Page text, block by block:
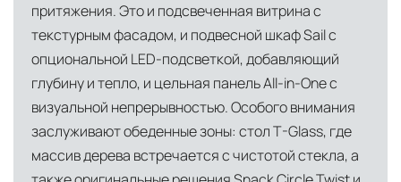
Глобальная сеть распределительных
центров
Помимо Москвы, мы располагаем
логистическими узлами в ключевых
международных хабах:
Дубай, ОАЭ— региональный центр для
притяжения. Это и подсвеченная витрина с
текстурным фасадом, и подвесной шкаф Sail с
опциональной LED-подсветкой, добавляющий
глубину и тепло, и цельная панель All-in-One с
визуальной непрерывностью. Особого внимания
заслуживают обеденные зоны: стол T-Glass, где
массив дерева встречается с чистотой стекла, а